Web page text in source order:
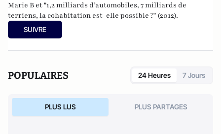
Marie B et "1,2 milliards d’automobiles, 7 milliards de
terriens, la cohabitation est-elle possible ?" (2012).
SUIVRE
POPULAIRES 24 Heures 7 Jours
PLUS LUS PLUS PARTAGES